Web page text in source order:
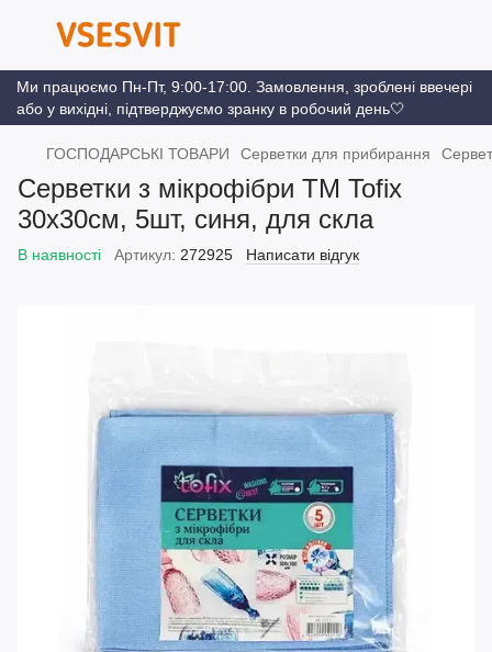
Ми працюємо Пн-Пт, 9:00-17:00. Замовлення, зроблені ввечері
або у вихідні, підтверджуємо зранку в робочий день🤍
ГОСПОДАРСЬКІ ТОВАРИ Серветки для прибирання
Серветки з мікрофібри ТМ Tofix
30х30см, 5шт, синя, для скла
В наявності Артикул: 272925 Написати відгук